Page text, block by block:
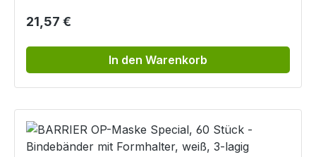
Regulärer Preis:
21,57 €
In den Warenkorb